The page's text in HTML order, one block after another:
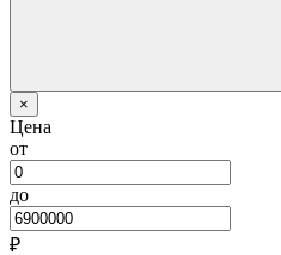
×
Цена
от
до
₽